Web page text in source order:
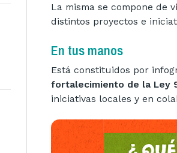
La misma se compone de
distintos proyectos e
En tus manos
Está constituidos por
fortalecimiento de la Ley
iniciativas locales y en